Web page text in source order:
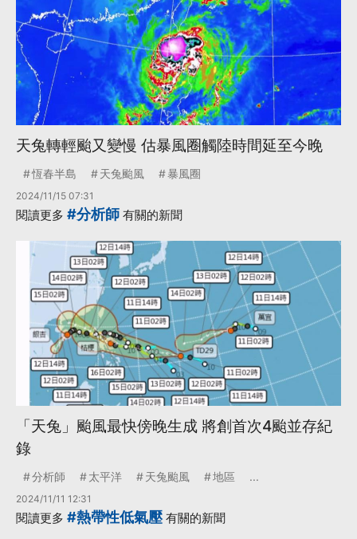
天兔轉輕颱又變慢 估暴風圈觸陸時間延至今晚
恆春半島 天兔颱風 暴風圈
2024/11/15 07:31
閱讀更多 #分析師 有關的新聞
「天兔」颱風最快傍晚生成 將創首次4颱並存紀
錄
分析師 太平洋 天兔颱風 地區 ...
2024/11/11 12:31
閱讀更多 #熱帶性低氣壓 有關的新聞